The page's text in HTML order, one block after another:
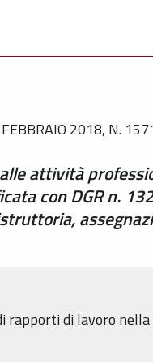
2018, N.
attività
con DGR n.
rapporti di lavoro